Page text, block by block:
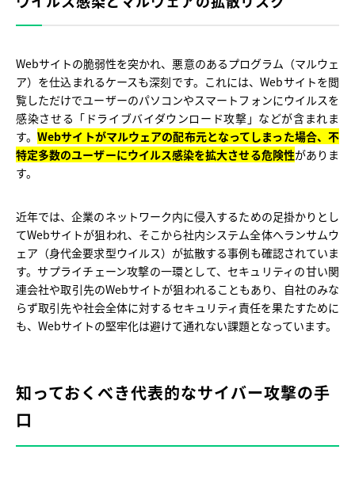
Webサイトの脆弱性を突かれ、悪意のあるプログラム（マルウェ
ア）を仕込まれるケースも深刻です。これには、Webサイトを閲
覧しただけでユーザーのパソコンやスマートフォンにウイルスを
感染させる「ドライブバイダウンロード攻撃」などが含まれま
す。Webサイトがマルウェアの配布元となってしまった場合、不
特定多数のユーザーにウイルス感染を拡大させる危険性がありま
す。
近年では、企業のネットワーク内に侵入するための足掛かりとし
てWebサイトが狙われ、そこから社内システム全体へランサムウ
ェア（身代金要求型ウイルス）が拡散する事例も確認されていま
す。サプライチェーン攻撃の一環として、セキュリティの甘い関
連会社や取引先のWebサイトが狙われることもあり、自社のみな
らず取引先や社会全体に対するセキュリティ責任を果たすために
も、Webサイトの堅牢化は避けて通れない課題となっています。
知っておくべき代表的なサイバー攻撃の手
口